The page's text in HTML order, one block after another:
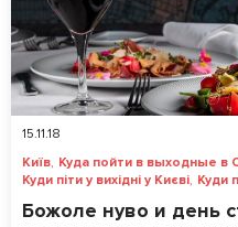
15.11.18
Київ, Куда пойти в выходные в
Куди піти у вихідні у Києві, Куди
Божоле нуво и день